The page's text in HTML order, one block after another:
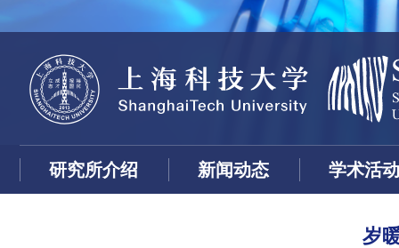
研究所介绍 新闻动态 学术活动
岁